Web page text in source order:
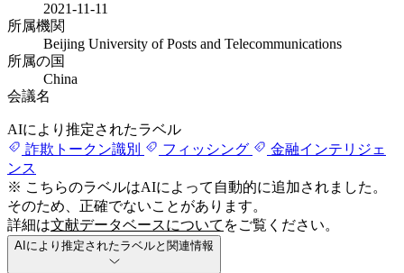
2021-11-11
所属機関
Beijing University of Posts and Telecommunications
所属の国
China
会議名
AIにより推定されたラベル
詐欺トークン識別
フィッシング
金融インテリジェ
ンス
※ こちらのラベルはAIによって自動的に追加されました。
そのため、正確でないことがあります。
詳細は文献データベースについて をご覧ください。
AIにより推定されたラベルと関連情報